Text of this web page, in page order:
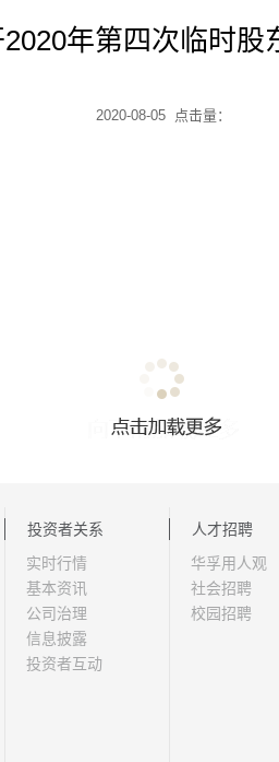
年第四次临时股
2020-08-05 点击量：
投资者关系
实时行情
基本资讯
公司治理
信息披露
投资者互动
人才招聘
华孚用人观
社会招聘
校园招聘